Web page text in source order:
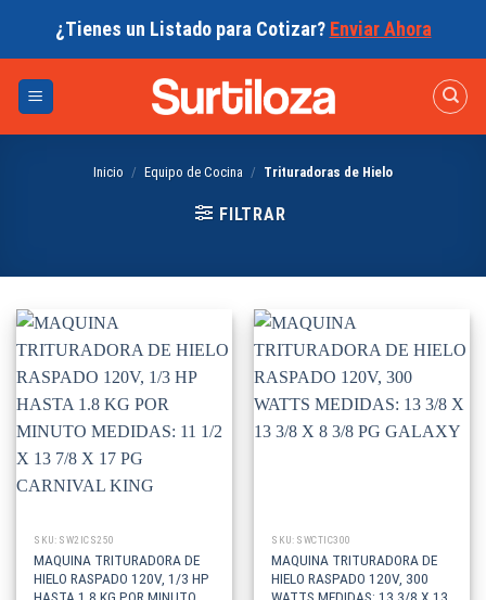
¿Tienes un Listado para Cotizar? Enviar Ahora
Inicio / Equipo de Cocina / Trituradoras de Hielo
FILTRAR
SKU: SW2ICS250
MAQUINA TRITURADORA DE
HIELO RASPADO 120V, 1/3 HP
SKU: SWCTIC300
MAQUINA TRITURADORA DE
HIELO RASPADO 120V, 300